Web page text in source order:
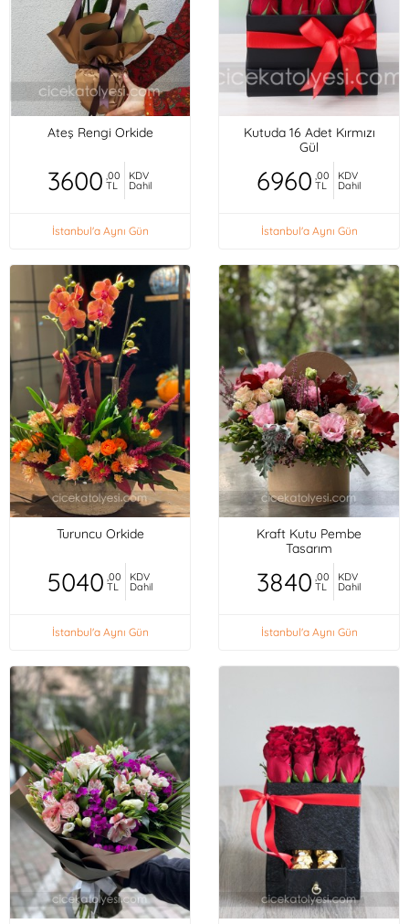
Ateş Rengi Orkide
3600 ,00
TL
KDV
Dahil
İstanbul'a Aynı Gün
Kutuda 16 Adet Kırmızı
Gül
6960 ,00
TL
KDV
Dahil
İstanbul'a Aynı Gün
Turuncu Orkide
5040 ,00
TL
KDV
Dahil
İstanbul'a Aynı Gün
Kraft Kutu Pembe
Tasarım
3840 ,00
TL
KDV
Dahil
İstanbul'a Aynı Gün